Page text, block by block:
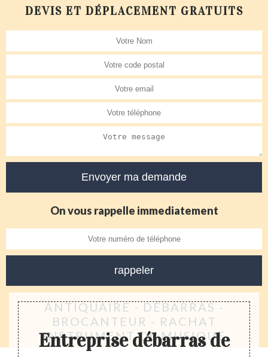
DEVIS ET DÉPLACEMENT GRATUITS
On vous rappelle immediatement
ANTIQUAIRE - DÉBARRAS -
BROCANTEUR - RACHAT
INSTRUMENT DE MUSIQUE
Entreprise débarras de